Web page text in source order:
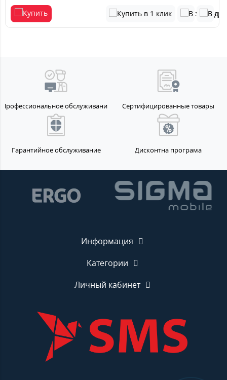
Профессиональное обслуживание Сертифицированные товары
Гарантийное обслуживание Дисконтна програма
Информация
Категории
Личный кабинет